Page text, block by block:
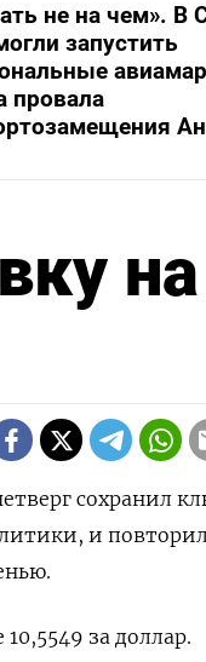
не на чем». В
запустить
провала
на
сохранил
и
за доллар.